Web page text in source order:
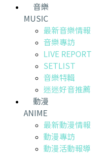
音樂
MUSIC
最新音樂情報
音樂專訪
LIVE REPORT
SETLIST
音樂特輯
迷迷好音推薦
動漫
ANIME
最新動漫情報
動漫專訪
動漫活動報導